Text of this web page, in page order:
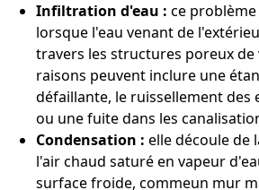
Infiltration d'eau : ce
lorsque l'eau venant de
travers les structures poreux de
raisons peuvent inclure une
défaillante, le ruissellement des
ou une fuite dans les
Condensation : elle découle de
l'air chaud saturé en vapeur
surface froide, commeun mur